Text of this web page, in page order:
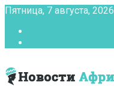
Пятница, 7 августа, 2026